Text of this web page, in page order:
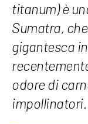
titanum) è
Sumatra,
gigantesca
odore di
impollinatori.